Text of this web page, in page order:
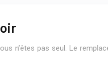
n’êtes pas seul. Le